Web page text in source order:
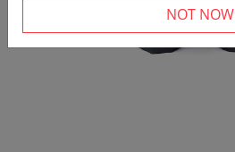
NOT NOW